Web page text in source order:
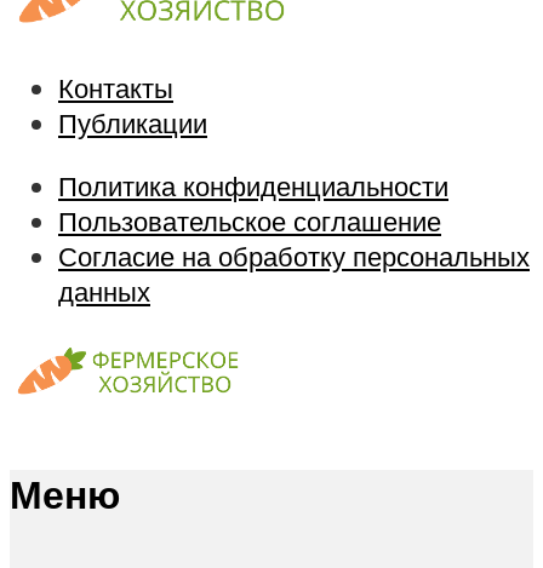
Контакты
Публикации
Политика конфиденциальности
Пользовательское соглашение
Согласие на обработку персональных
данных
Меню